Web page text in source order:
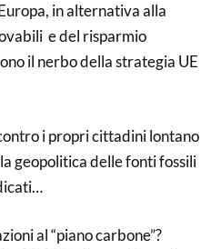
in alternativa alla
e del risparmio
il nerbo della strategia UE
i propri cittadini lontano
geopolitica delle fonti fossili
al “piano carbone”?